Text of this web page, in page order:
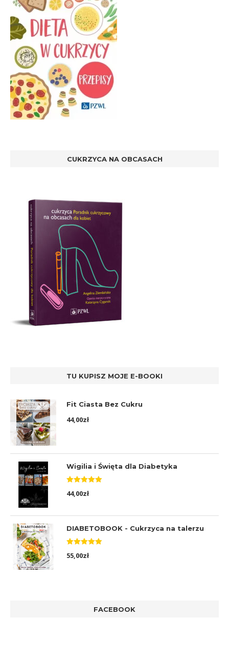
CUKRZYCA NA OBCASACH
TU KUPISZ MOJE E-BOOKI
Fit Ciasta Bez Cukru
44,00zł
Wigilia i Święta dla Diabetyka
5.00na 5
44,00zł
DIABETOBOOK - Cukrzyca na talerzu
5.00na 5
55,00zł
FACEBOOK